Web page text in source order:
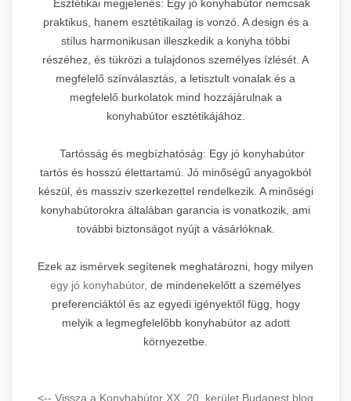
Esztétikai megjelenés: Egy jó konyhabútor nemcsak
praktikus, hanem esztétikailag is vonzó. A design és a
stílus harmonikusan illeszkedik a konyha többi
részéhez, és tükrözi a tulajdonos személyes ízlését. A
megfelelő színválasztás, a letisztult vonalak és a
megfelelő burkolatok mind hozzájárulnak a
konyhabútor esztétikájához.
Tartósság és megbízhatóság: Egy jó konyhabútor
tartós és hosszú élettartamú. Jó minőségű anyagokból
készül, és masszív szerkezettel rendelkezik. A minőségi
konyhabútorokra általában garancia is vonatkozik, ami
további biztonságot nyújt a vásárlóknak.
Ezek az ismérvek segítenek meghatározni, hogy milyen
egy jó konyhabútor, de mindenekelőtt a személyes
preferenciáktól és az egyedi igényektől függ, hogy
melyik a legmegfelelőbb konyhabútor az adott
környezetbe.
<-- Vissza a Konyhabútor XX. 20. kerület Budapest blog